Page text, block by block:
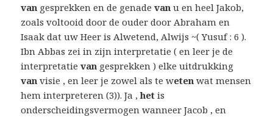
van gesprekken en de genadevan u en heel Jakob,
zoals voltooid door de ouder door Abraham en
Isaak dat uw Heer is Alwetend, Alwijs ~( Yusuf : 6 ).
Ibn Abbas zei in zijn interpretatie ( en leer je de
interpretatievan gesprekken ) elke uitdrukking
van visie , en leer je zowel als te weten wat mensen
hem interpreteren (3)). Ja ,het is
onderscheidingsvermogen wanneer Jacob , en